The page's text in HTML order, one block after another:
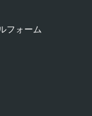
フォーム